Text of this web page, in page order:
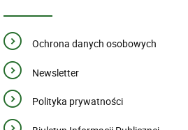
Ochrona danych osobowych
Newsletter
Polityka prywatności